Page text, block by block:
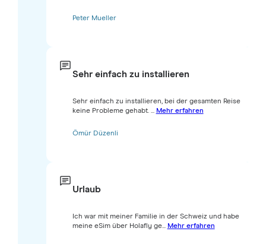
Peter Mueller
Sehr einfach zu installieren
Sehr einfach zu installieren, bei der gesamten Reise
keine Probleme gehabt. ... Mehr erfahren
Ömür Düzenli
Urlaub
Ich war mit meiner Familie in der Schweiz und habe
meine eSim über Holafly ge... Mehr erfahren